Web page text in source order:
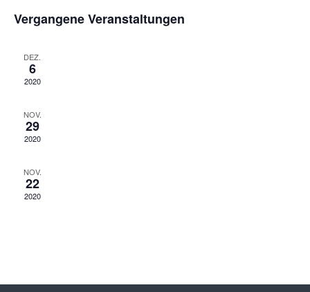
von
Veranstaltungen
Vergangene Veranstaltungen
DEZ.
6
2020
NOV.
29
2020
NOV.
22
2020